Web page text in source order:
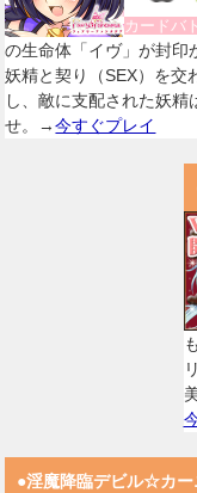
カードバ
の生命体「イヴ」が封印
妖精と契り（SEX）を交
し、敵に支配された妖精
せ。→今すぐプレイ
●淫魔降臨デビル☆カー